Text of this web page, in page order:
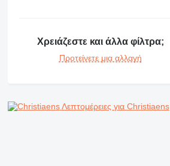
Χρειάζεστε και άλλα φίλτρα;
Προτείνετε μια αλλαγή
Λεπτομέρειες για Christiaens